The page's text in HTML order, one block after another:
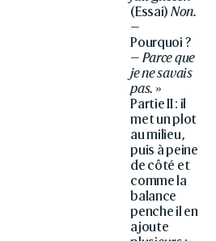
(Essai) Non.
—
Pourquoi ?
— Parce que
je ne savais
pas. »
Partie II : il
met un plot
au milieu,
puis à peine
de côté et
comme la
balance
penche il en
ajoute